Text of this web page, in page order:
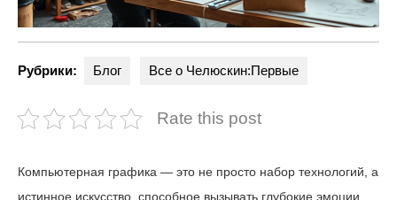
Рубрики: Блог Все о Челюскин:Первые
Rate this post
Компьютерная графика — это не просто набор технологий, а
истинное искусство, способное вызывать глубокие эмоции.